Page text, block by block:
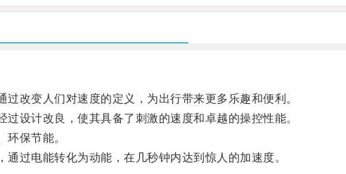
改变人们对速度的定义，为出行带来更多乐趣和便利。
设计改良，使其具备了刺激的速度和卓越的操控性能。
保节能。
过电能转化为动能，在几秒钟内达到惊人的加速度。